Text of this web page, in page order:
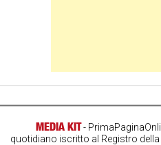
MEDIA KIT-
quotidiano iscritto al Registro